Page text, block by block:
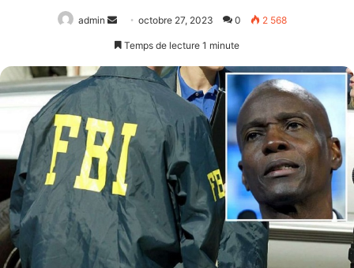
admin
Envoyer
un
octobre 27, 2023 0 2 568
Temps de lecture 1 minute